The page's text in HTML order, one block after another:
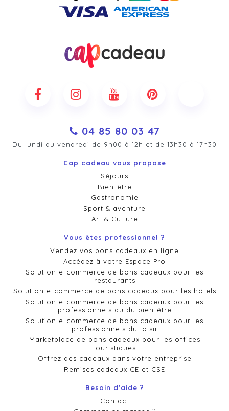
04 85 80 03 47
Du lundi au vendredi de 9h00 à 12h et de 13h30 à 17h30
Cap cadeau vous propose
Séjours
Bien-être
Gastronomie
Sport & aventure
Art & Culture
Vous êtes professionnel ?
Vendez vos bons cadeaux en ligne
Accédez à votre Espace Pro
Solution e-commerce de bons cadeaux pour les
restaurants
Solution e-commerce de bons cadeaux pour les hôtels
Solution e-commerce de bons cadeaux pour les
professionnels du du bien-être
Solution e-commerce de bons cadeaux pour les
professionnels du loisir
Marketplace de bons cadeaux pour les offices
touristiques
Offrez des cadeaux dans votre entreprise
Remises cadeaux CE et CSE
Besoin d'aide ?
Contact